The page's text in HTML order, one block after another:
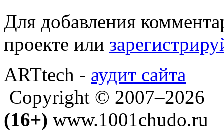
Для добавления
проекте или
ARTtech - аудит сайта
Copyright © 2007–2026
(16+) www.1001chudo.ru